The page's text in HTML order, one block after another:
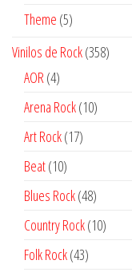
Theme 55
Vinilos de Rock 358358
AOR 44
productos
Arena Rock 1010
Art Rock 1717
Beat 1010
productos
Blues Rock 4848
productos
Country Rock 1010
Folk Rock 4343